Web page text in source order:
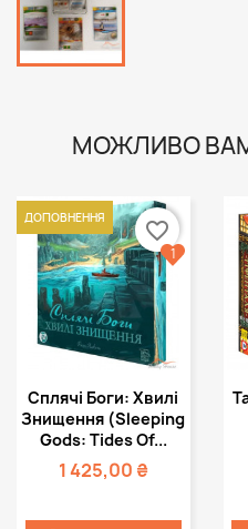
МОЖЛИВО
Швидкий
перегляд
Сплячі Боги: Хвилі
Знищення (Sleeping
Gods: Tides Of...
1 425,00 ₴
ДОПОВНЕННЯ
favorite_border
1